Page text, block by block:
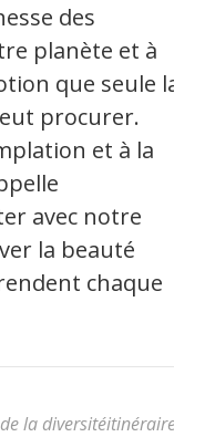
des
planète et à
que seule la
procurer.
et à la
avec notre
la beauté
chaque
la diversitéitinéraire